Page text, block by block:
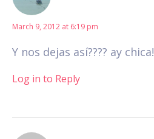
March 9, 2012 at 6:19 pm
Y nos dejas así???? ay chica!
Log in to Reply